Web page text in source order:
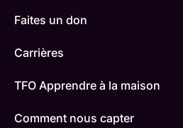
Faites un don
Carrières
TFO Apprendre à la maison
Comment nous capter